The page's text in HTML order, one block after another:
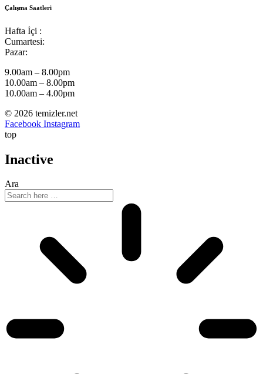
Çalışma Saatleri
Hafta İçi :
Cumartesi:
Pazar:
9.00am – 8.00pm
10.00am – 8.00pm
10.00am – 4.00pm
© 2026 temizler.net
Facebook Instagram
top
Inactive
Ara